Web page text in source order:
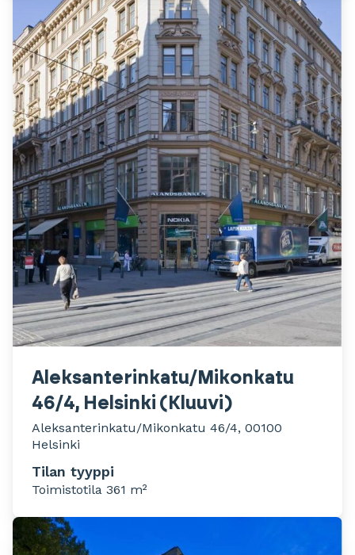
Aleksanterinkatu/Mikonkatu
46/4, Helsinki (Kluuvi)
Aleksanterinkatu/Mikonkatu 46/4, 00100
Helsinki
Tilan tyyppi
Toimistotila 361 m²